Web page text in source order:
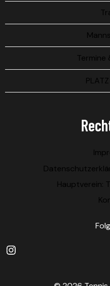
Termine
Hauptverein:
Instagram